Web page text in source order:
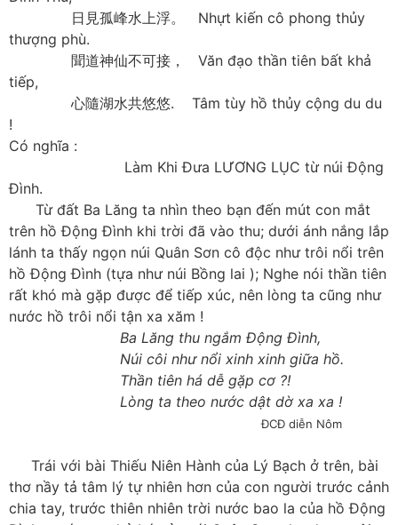
日見孤峰水上浮。 Nhựt kiến cô phong thủy
thượng phù.
聞道神仙不可接， Văn đạo thần tiên bất khả
tiếp,
心隨湖水共悠悠. Tâm tùy hồ thủy cộng du du
!
Có nghĩa :
Làm Khi Đưa LƯƠNG LỤC từ núi Động
Đình.
Từ đất Ba Lăng ta nhìn theo bạn đến mút con mắt
trên hồ Động Đình khi trời đã vào thu; dưới ánh nắng lắp
lánh ta thấy ngọn núi Quân Sơn cô độc như trôi nổi trên
hồ Động Đình (tựa như núi Bồng lai ); Nghe nói thần tiên
rất khó mà gặp được để tiếp xúc, nên lòng ta cũng như
nước hồ trôi nổi tận xa xăm !
Ba Lăng thu ngắm Động Đình,
Núi côi như nổi xinh xinh giữa hồ.
Thần tiên há dễ gặp cơ ?!
Lòng ta theo nước dật dờ xa xa !
ĐCĐ diễn Nôm
Trái với bài Thiếu Niên Hành của Lý Bạch ở trên, bài
thơ nầy tả tâm lý tự nhiên hơn của con người trước cảnh
chia tay, trước thiên nhiên trời nước bao la của hồ Động